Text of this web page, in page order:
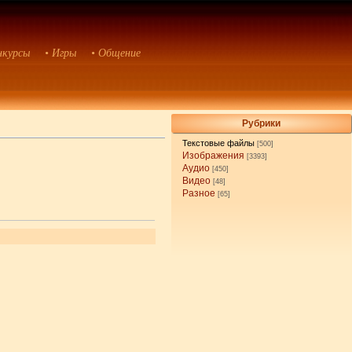
• Игры • Общение
Рубрики
Текстовые файлы [500]
Изображения [3393]
Аудио [450]
Видео [48]
Разное [65]